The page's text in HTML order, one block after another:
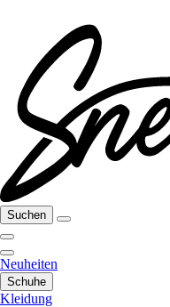
Suchen
Neuheiten
Schuhe
Kleidung